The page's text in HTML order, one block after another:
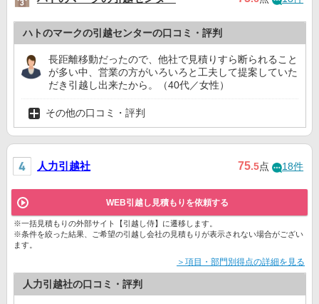
ハトのマークの引越センターの口コミ・評判
長距離移動だったので、他社で見積りすら断られること
が多い中、営業の方がいろいろと工夫して提案していた
だき引越し出来たから。（40代／女性）
その他の口コミ・評判
人力引越社 75.5点 18件
WEB引越し見積もりを依頼する
※一括見積もりの外部サイト【引越し侍】に遷移します。
※条件を絞った結果、ご希望の引越し会社の見積もりが表示されない場合がござい
ます。
＞項目・部門別得点の詳細を見る
人力引越社の口コミ・評判